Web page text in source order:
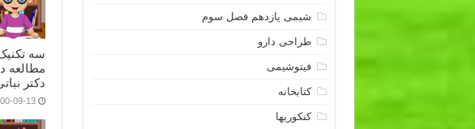
سه
مطالعه
دکتر
09-13
شیمی یازدهم فصل سوم
طراحی دارو
فیتوشیمی
کتابخانه
کنکوریها